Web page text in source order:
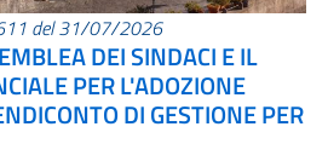
del 31/07/2026
DEI SINDACI E IL
PER L'ADOZIONE
DI GESTIONE PER